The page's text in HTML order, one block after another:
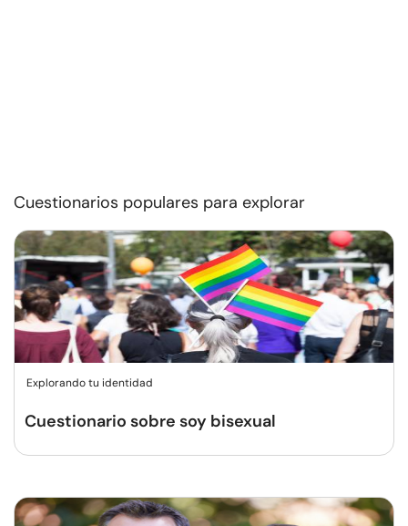
Cuestionarios populares para explorar
Explorando tu identidad
Cuestionario sobre soy bisexual